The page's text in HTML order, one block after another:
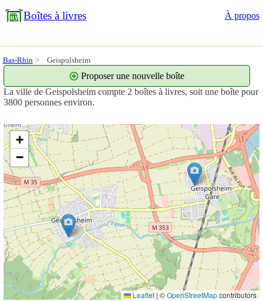
Boîtes à livres À propos
Bas-Rhin Geispolsheim
La ville de Geispolsheim compte 2 boîtes à livres, soit une boîte pour
3800 personnes environ.
Proposer une nouvelle boîte
+
−
Leaflet | ©OpenStreetMapcontributors